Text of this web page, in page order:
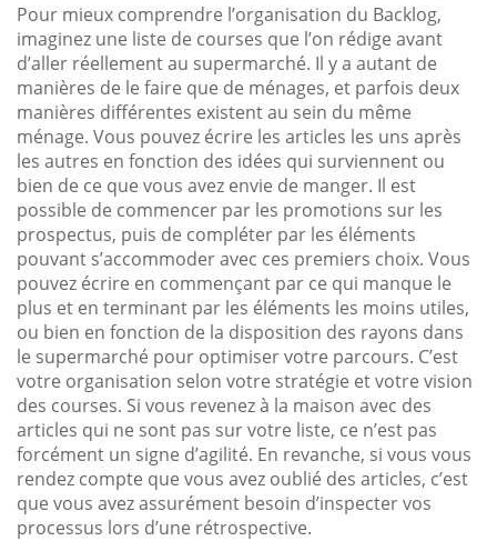
Pour mieux comprendre l’organisation du Backlog,
imaginez une liste de courses que l’on rédige avant
d’aller réellement au supermarché. Il y a autant de
manières de le faire que de ménages, et parfois deux
manières différentes existent au sein du même
ménage. Vous pouvez écrire les articles les uns après
les autres en fonction des idées qui surviennent ou
bien de ce que vous avez envie de manger. Il est
possible de commencer par les promotions sur les
prospectus, puis de compléter par les éléments
pouvant s’accommoder avec ces premiers choix. Vous
pouvez écrire en commençant par ce qui manque le
plus et en terminant par les éléments les moins utiles,
ou bien en fonction de la disposition des rayons dans
le supermarché pour optimiser votre parcours. C’est
votre organisation selon votre stratégie et votre vision
des courses. Si vous revenez à la maison avec des
articles qui ne sont pas sur votre liste, ce n’est pas
forcément un signe d’agilité. En revanche, si vous vous
rendez compte que vous avez oublié des articles, c’est
que vous avez assurément besoin d’inspecter vos
processus lors d’une rétrospective.